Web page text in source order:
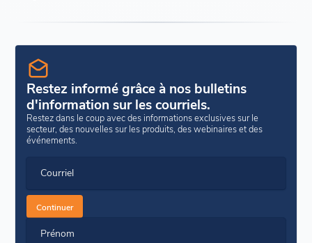
Restez informé grâce à nos bulletins
d'information sur les courriels.
Restez dans le coup avec des informations exclusives sur le
secteur, des nouvelles sur les produits, des webinaires et des
événements.
Courriel
Continuer
Prénom